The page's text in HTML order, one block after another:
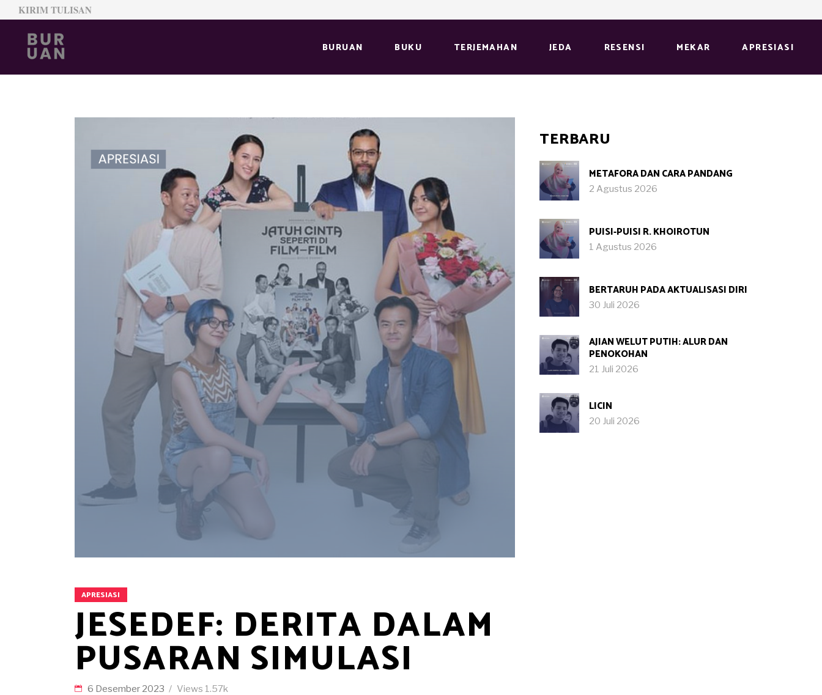
KIRIM TULISAN
BURUAN BUKU TERJEMAHAN JEDA RESENSI MEKAR APRESIASI
APRESIASI
JESEDEF: DERITA DALAM
PUSARAN SIMULASI
6 Desember 2023 Views 1.57k
TERBARU
METAFORA DAN CARA PANDANG
2 Agustus 2026
PUISI-PUISI R. KHOIROTUN
1 Agustus 2026
BERTARUH PADA AKTUALISASI DIRI
30 Juli 2026
AJIAN WELUT PUTIH: ALUR DAN
PENOKOHAN
21 Juli 2026
LICIN
20 Juli 2026